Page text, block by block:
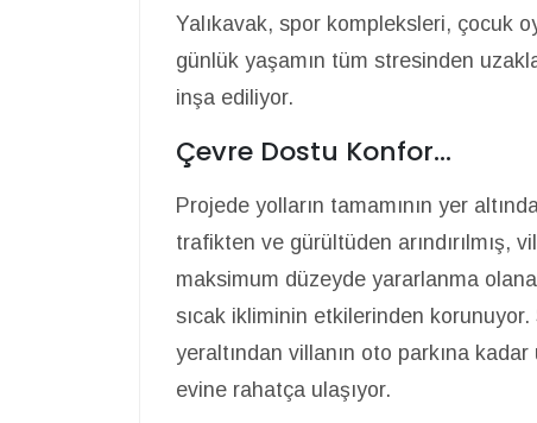
Yalıkavak, spor kompleksleri, çocuk
günlük yaşamın tüm stresinden
inşa ediliyor.
Çevre Dostu Konfor...
Projede yolların tamamının yer
trafikten ve gürültüden arındırılmış,
maksimum düzeyde yararlanma
sıcak ikliminin etkilerinden
yeraltından villanın oto parkına
evine rahatça ulaşıyor.